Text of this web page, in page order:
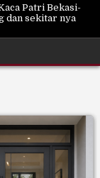
Patri Bekasi-
dan sekitar nya